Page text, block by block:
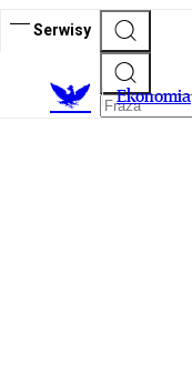
Serwisy
Ekonomia